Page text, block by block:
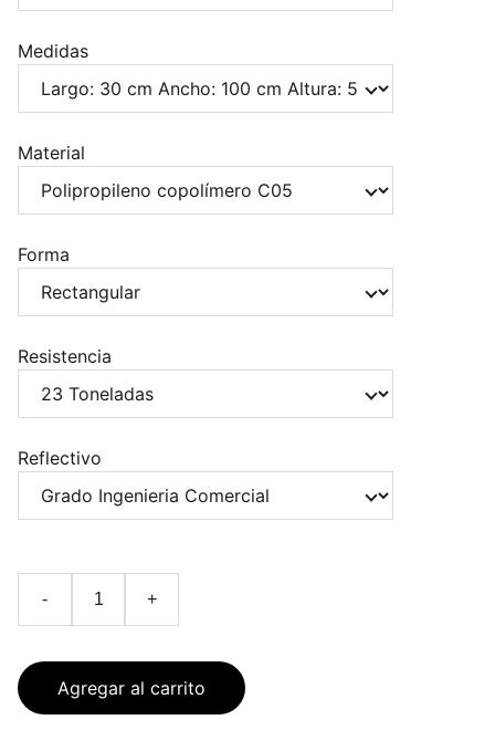
Medidas
Material
Forma
Resistencia
Reflectivo
- +
Agregar al carrito